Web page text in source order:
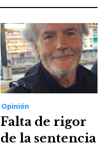
Opinión
Falta de rigor
de la sentencia